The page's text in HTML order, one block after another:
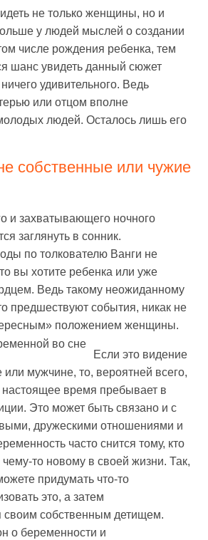
не только женщины, но и
у людей мыслей о создании
числе рождения ребенка, тем
шанс увидеть данный сюжет
удивительного. Ведь
или отцом вполне
людей. Осталось лишь его
собственные или чужие
и захватывающего ночного
заглянуть в сонник.
по толкователю Ванги не
вы хотите ребенка или уже
Ведь такому неожиданному
предшествуют события, никак не
положением женщины.
Если это видение
мужчине, то, вероятней всего,
время пребывает в
Это может быть связано и с
дружескими отношениями и
часто снится тому, кто
чему-то новому в своей жизни. Так,
придумать что-то
это, а затем
своим собственным детищем.
о беременности и